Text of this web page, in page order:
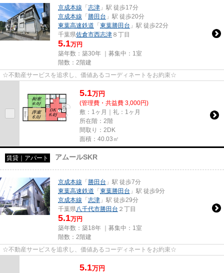
京成本線 「志津 」駅 徒歩17分
京成本線 「勝田台 」駅 徒歩20分
東葉高速鉄道 「東葉勝田台 」駅 徒歩22分
千葉県佐倉市西志津 ８丁目
5.1万円
築年数：築30年 ｜募集中： 1室
階数：2階建
☆不動産サービスを追求し、価値あるコーディネートをお約束☆
5.1万円
(管理費・共益費 3,000円)
敷：1ヶ月｜礼：1ヶ月
所在階：2階
間取り：2DK
面積：40.03㎡
賃貸｜アパート アムールSKR
京成本線 「勝田台 」駅 徒歩7分
東葉高速鉄道 「東葉勝田台 」駅 徒歩9分
京成本線 「志津 」駅 徒歩29分
千葉県 八千代市勝田台 ２丁目
5.1万円
築年数：築18年 ｜募集中： 1室
階数：2階建
☆不動産サービスを追求し、価値あるコーディネートをお約束☆
5.1万円